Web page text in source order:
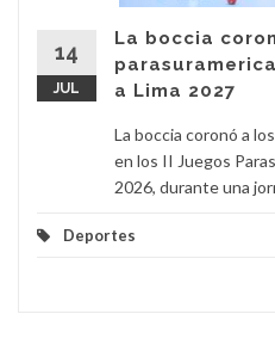
14
JUL
La boccia
a Lima 2027
La boccia coronó a
en los II Juegos
2026, durante una
Deportes